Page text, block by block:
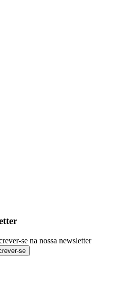
se na nossa newsletter
se